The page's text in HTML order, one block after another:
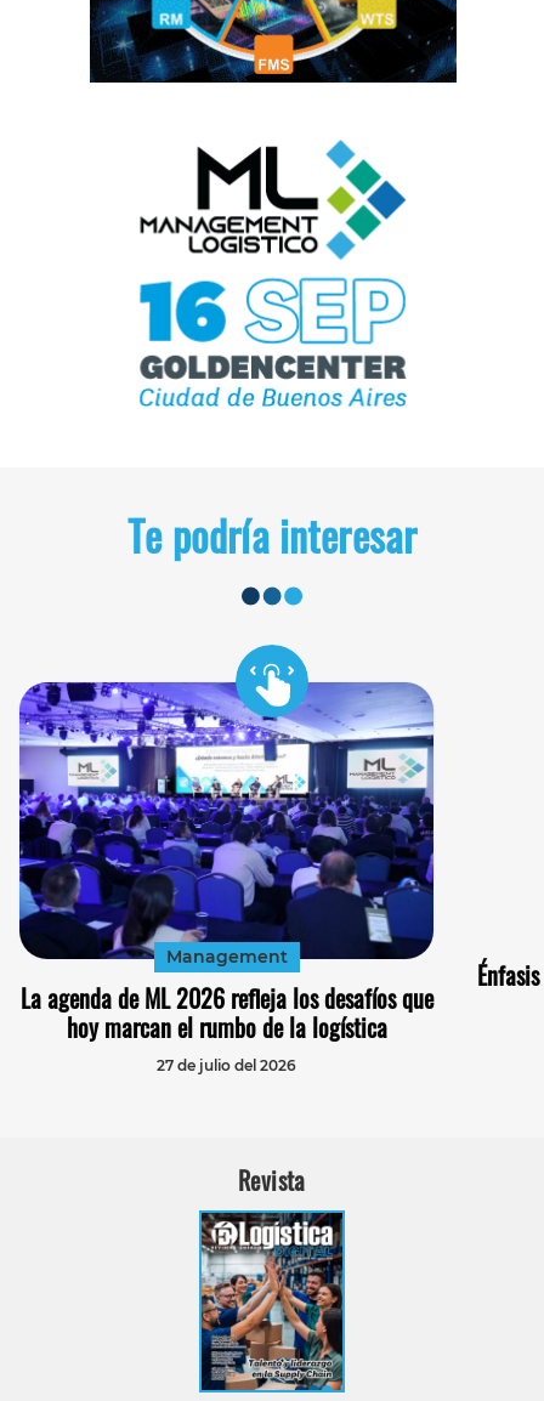
Te podría interesar
Management
La agenda de ML 2026 refleja los desafíos que
hoy marcan el rumbo de la logística
27 de julio del 2026
Revista